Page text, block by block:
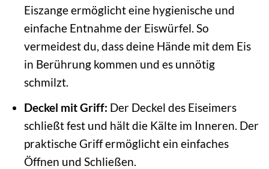
Eiszange ermöglicht eine hygienische und
einfache Entnahme der Eiswürfel. So
vermeidest du, dass deine Hände mit dem Eis
in Berührung kommen und es unnötig
schmilzt.
Deckel mit Griff: Der Deckel des Eiseimers
schließt fest und hält die Kälte im Inneren. Der
praktische Griff ermöglicht ein einfaches
Öffnen und Schließen.